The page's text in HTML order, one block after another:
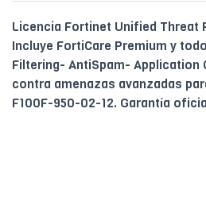
Licencia Fortinet Unified Threat
Incluye FortiCare Premium y
Filtering- AntiSpam- Application
contra amenazas avanzadas
F100F-950-02-12. Garantía